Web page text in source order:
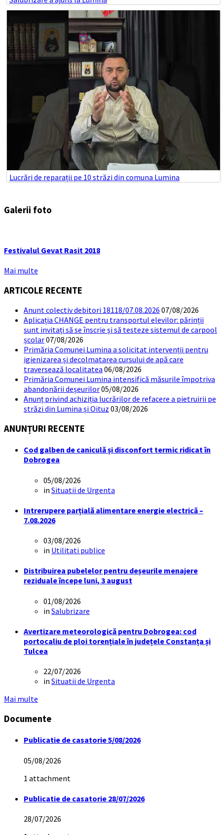
Lucrări de reparații pe 10 străzi din comuna Lumina
Galerii foto
Festivalul Gevat Rasit 2018
Mai multe
ARTICOLE RECENTE
Anunt colectiv debitori 18118/07.08.2026 07/08/2026
Aplicația CHANGE pentru transportul elevilor: părinții
sunt invitați să se înscrie și să testeze sistemul de carpool
școlar07/08/2026
Primăria Comunei Lumina a solicitat intervenții pentru
igienizarea și decolmatarea cursului de apă care
traversează localitatea 06/08/2026
Primăria Comunei Lumina intensifică măsurile împotriva
abandonării deșeurilor05/08/2026
Anunț privind achiziția lucrărilor de refacere a pietruirii pe
străzi din Lumina și Oituz 03/08/2026
ANUNȚURI RECENTE
Cod galben de caniculă și disconfort termic ridicat în
Dobrogea
05/08/2026
in Situatii de Urgenta
Intrerupere parțială alimentare energie electrică –
7.08.2026
03/08/2026
in Utilitati publice
Distribuirea pubelelor pentru deșeurile menajere
reziduale începe luni, 3 august
01/08/2026
in Salubrizare
Avertizare meteorologică pentru Dobrogea: cod
portocaliu de ploi torențiale în județele Constanța și
Tulcea
22/07/2026
in Situatii de Urgenta
Mai multe
Documente
Publicatie de casatorie 5/08/2026
05/08/2026
1 attachment
Publicatie de casatorie 28/07/2026
28/07/2026